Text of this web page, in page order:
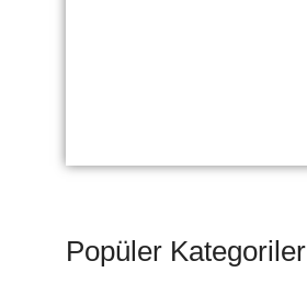
Popüler Kategoriler